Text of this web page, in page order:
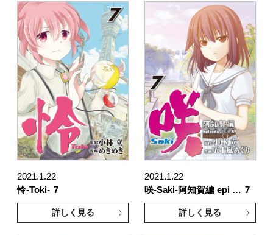
2021.1.22
怜-Toki- 7
詳しく見る
2021.1.22
咲-Saki-阿知賀編 epi … 7
詳しく見る